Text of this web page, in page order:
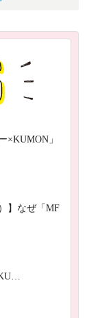
×KUMON」
】なぜ「MF